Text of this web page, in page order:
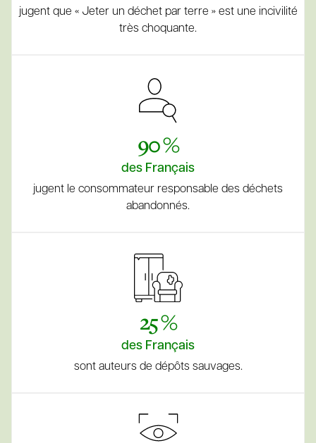
jugent que « Jeter un déchet par terre » est une incivilité
très choquante.
90 %
des Français
jugent le consommateur responsable des déchets
abandonnés.
25 %
des Français
sont auteurs de dépôts sauvages.